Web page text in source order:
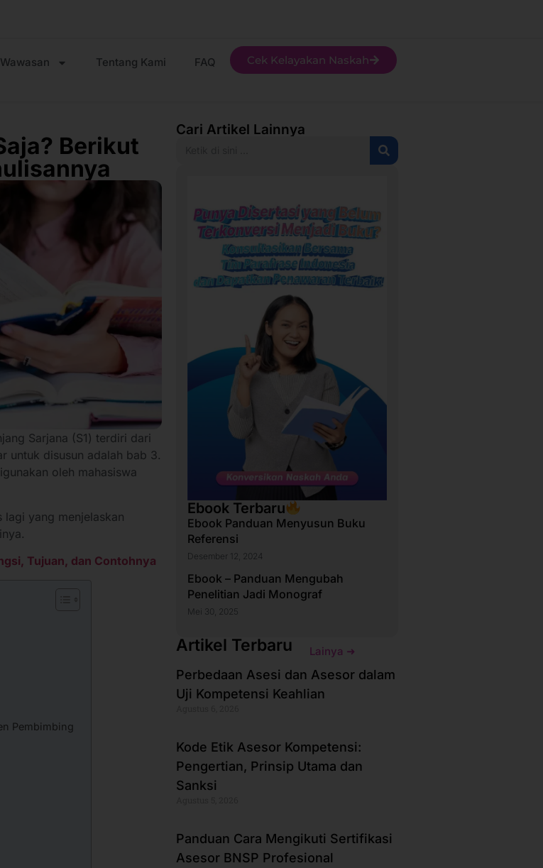
Wawasan Tentang Kami FAQ Cek Kelayakan Naskah
Berikut
Sarjana (S1) terdiri dari
untuk disusun adalah bab 3.
oleh mahasiswa
yang menjelaskan
Tujuan, dan Contohnya
Pembimbing
Cari Artikel Lainnya
Ebook Terbaru
Ebook Panduan Menyusun Buku
Referensi
Desember 12, 2024
Ebook – Panduan Mengubah
Penelitian Jadi Monograf
Mei 30, 2025
Artikel Terbaru Lainya ➜
Perbedaan Asesi dan Asesor dalam
Uji Kompetensi Keahlian
Kode Etik Asesor Kompetensi:
Pengertian, Prinsip Utama dan
Sanksi
Panduan Cara Mengikuti Sertifikasi
Asesor BNSP Profesional